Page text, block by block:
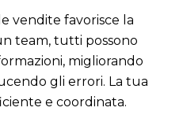
vendite favorisce la
team, tutti possono
migliorando
gli errori. La tua
e coordinata.